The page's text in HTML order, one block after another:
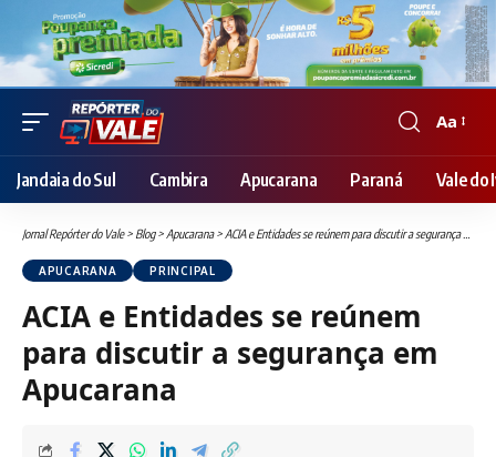
Font
Resizer
Aa
Jandaia do Sul Cambira Apucarana Paraná Vale do
Jornal Repórter do Vale> Blog>Apucarana>ACIA e Entidades se reúnem para discutir a segurança em Apucarana
APUCARANA PRINCIPAL
ACIA e Entidades se reúnem
para discutir a segurança em
Apucarana